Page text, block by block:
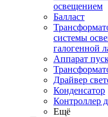
освещением
Балласт
системы
галогенной
Аппарат
Драйвер
Конденсатор
Контроллер
Ещё